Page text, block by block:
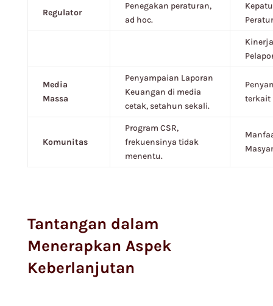
Regulator
Penegakan peraturan,
ad hoc.
Media
Massa
Penyampaian Laporan
Keuangan di media
cetak, setahun sekali.
terkait
Komunitas
Program CSR,
frekuensinya tidak
menentu.
Tantangan dalam
Menerapkan Aspek
Keberlanjutan